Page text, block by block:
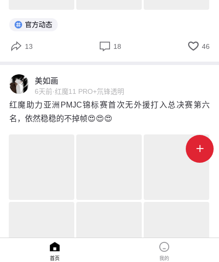
官方动态
 13  18  46
美如画
6天前·红魔11 PRO+氘锋透明
红魔助力亚洲PMJC锦标赛首次无外援打入总决赛第六
名，依然稳稳的不掉帧😍😍😍

首页 我的